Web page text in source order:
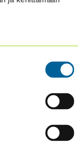
change
helps set